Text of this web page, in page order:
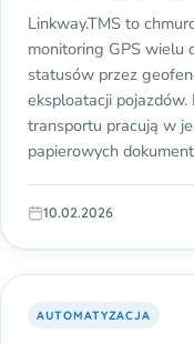
Linkway.TMS to
monitoring GPS wielu
statusów przez
eksploatacji
transportu pracują w
papierowych
10.02.2026
AUTOMATYZACJA